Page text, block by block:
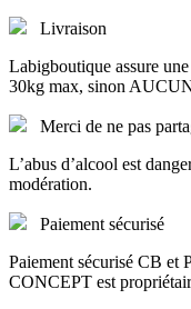
Livraison
Labigboutique assure
30kg max, sinon
Merci de ne pas
L’abus d’alcool est
modération.
Paiement sécurisé
Paiement sécurisé CB et
CONCEPT est